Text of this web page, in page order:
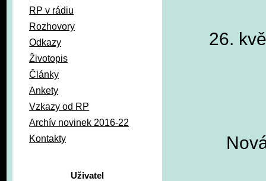
RP v rádiu
Rozhovory
Odkazy
Životopis
Články
Ankety
Vzkazy od RP
Archív novinek 2016-22
Kontakty
Uživatel
26.